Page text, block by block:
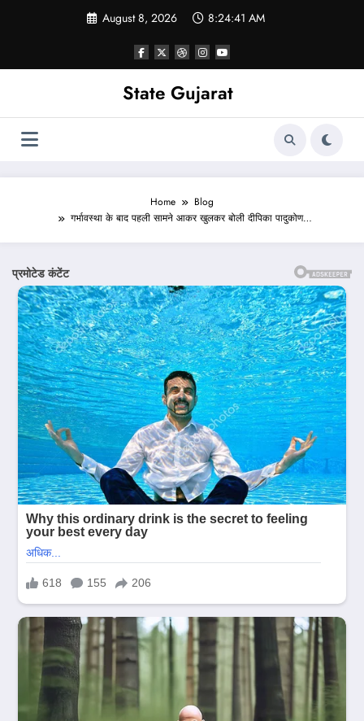
August 8, 2026 8:24:43 AM
State Gujarat
Home
Blog
गर्भावस्था के बाद पहली सामने आकर खुलकर बोली दीपिका पादुकोण…